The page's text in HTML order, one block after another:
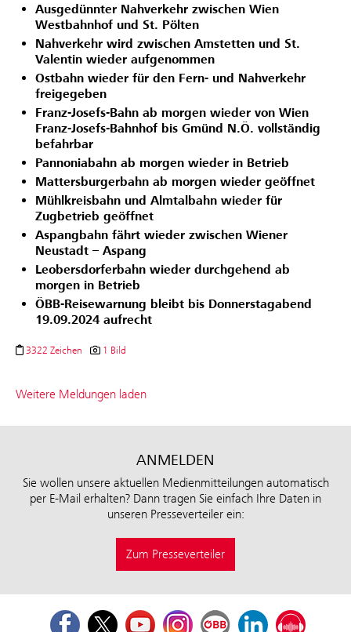
Ausgedünnter Nahverkehr zwischen Wien
Westbahnhof und St. Pölten
Nahverkehr wird zwischen Amstetten und St.
Valentin wieder aufgenommen
Ostbahn wieder für den Fern- und Nahverkehr
freigegeben
Franz-Josefs-Bahn ab morgen wieder von Wien
Franz-Josefs-Bahnhof bis Gmünd N.Ö. vollständig
befahrbar
Pannoniabahn ab morgen wieder in Betrieb
Mattersburgerbahn ab morgen wieder geöffnet
Mühlkreisbahn und Almtalbahn wieder für
Zugbetrieb geöffnet
Aspangbahn fährt wieder zwischen Wiener
Neustadt – Aspang
Leobersdorferbahn wieder durchgehend ab
morgen in Betrieb
ÖBB-Reisewarnung bleibt bis Donnerstagabend
19.09.2024 aufrecht
3322 Zeichen 1 Bild
Weitere Meldungen laden
ANMELDEN
Sie wollen unsere aktuellen Medienmitteilungen automatisch
per E-Mail erhalten? Dann tragen Sie einfach Ihre Daten in
unseren Presseverteiler ein:
Zum Presseverteiler
FacebookTwitterYoutubeInstagramÖBB Corporate Blog
LinkedInPodcast